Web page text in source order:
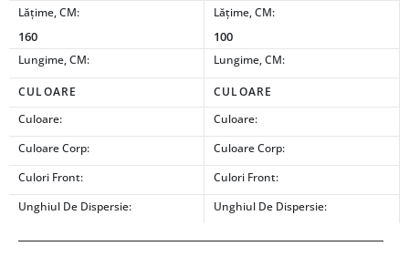
Lățime, CM:
160
Lățime, CM:
100
Lungime, CM: Lungime, CM:
CULOARE
CULOARE
Culoare:
Culoare:
Culoare Corp:
Culoare Corp:
Culori Front:
Culori Front:
Unghiul De Dispersie:
Unghiul De Dispersie: